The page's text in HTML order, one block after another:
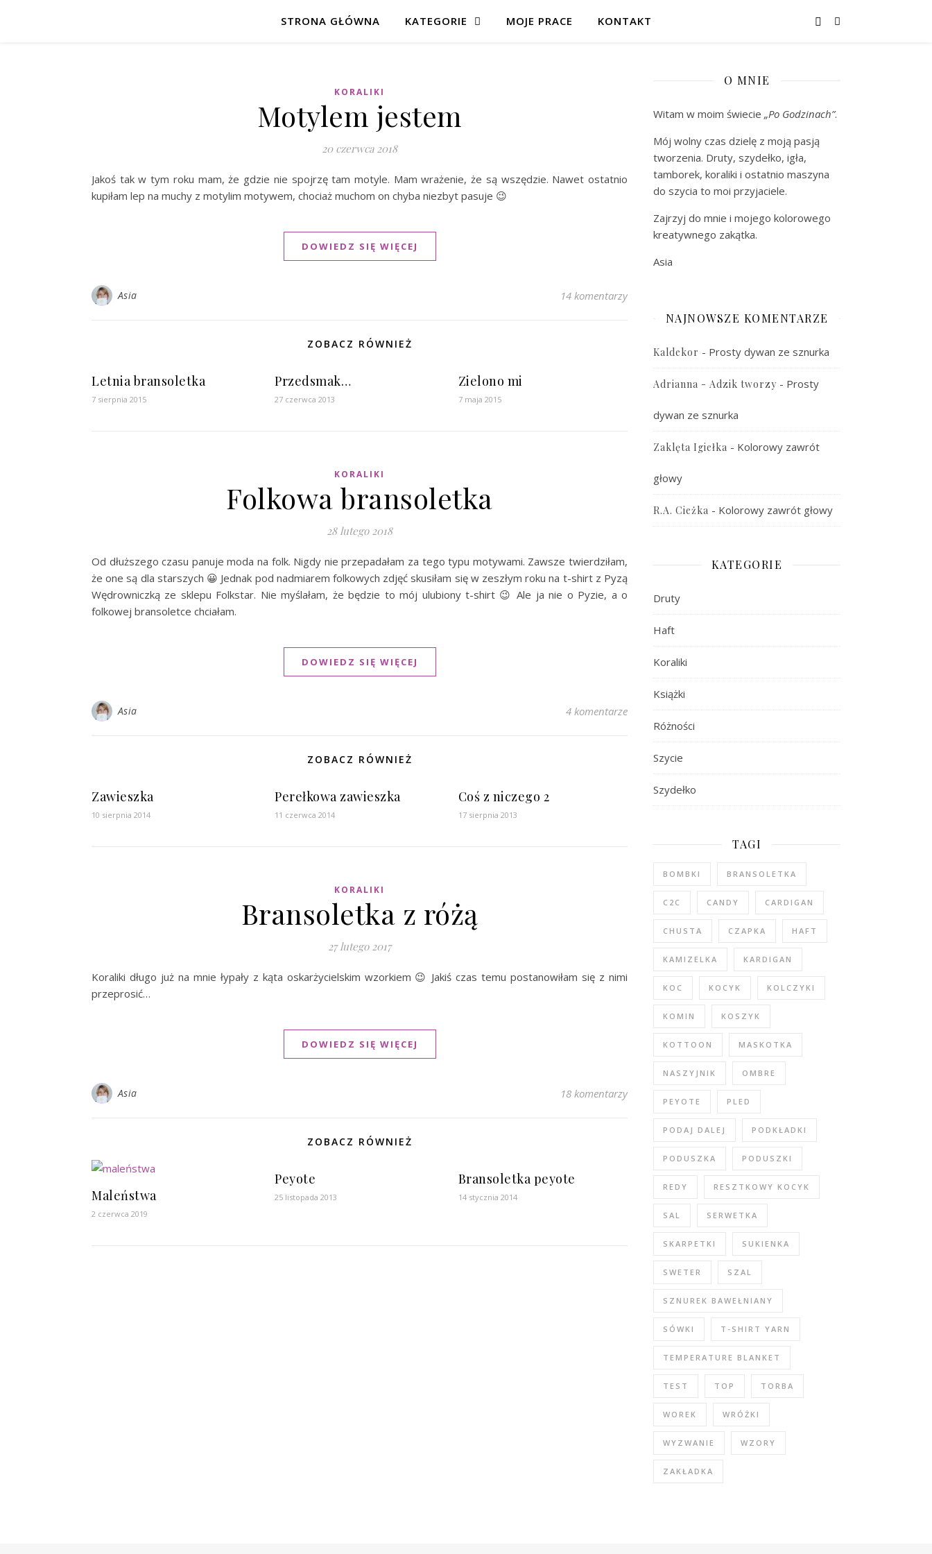
STRONA GŁÓWNA KATEGORIE MOJE PRACE KONTAKT
KORALIKI
Motylem jestem
20 czerwca 2018
Jakoś tak w tym roku mam, że gdzie nie spojrzę tam motyle. Mam wrażenie, że są wszędzie. Nawet ostatnio
kupiłam lep na muchy z motylim motywem, chociaż muchom on chyba niezbyt pasuje 😉
DOWIEDZ SIĘ WIĘCEJ
Asia 14 komentarzy
ZOBACZ RÓWNIEŻ
Letnia bransoletka
7 sierpnia 2015
Przedsmak…
27 czerwca 2013
Zielono mi
7 maja 2015
KORALIKI
Folkowa bransoletka
28 lutego 2018
Od dłuższego czasu panuje moda na folk. Nigdy nie przepadałam za tego typu motywami. Zawsze twierdziłam,
że one są dla starszych 😀 Jednak pod nadmiarem folkowych zdjęć skusiłam się w zeszłym roku na t-shirt z Pyzą
Wędrowniczką ze sklepu Folkstar. Nie myślałam, że będzie to mój ulubiony t-shirt 😉 Ale ja nie o Pyzie, a o
folkowej bransoletce chciałam.
DOWIEDZ SIĘ WIĘCEJ
Asia 4 komentarze
ZOBACZ RÓWNIEŻ
Zawieszka
10 sierpnia 2014
Perełkowa zawieszka
11 czerwca 2014
Coś z niczego 2
17 sierpnia 2013
KORALIKI
Bransoletka z różą
27 lutego 2017
Koraliki długo już na mnie łypały z kąta oskarżycielskim wzorkiem 😉 Jakiś czas temu postanowiłam się z nimi
przeprosić…
DOWIEDZ SIĘ WIĘCEJ
Asia 18 komentarzy
ZOBACZ RÓWNIEŻ
Maleństwa
2 czerwca 2019
Peyote
25 listopada 2013
Bransoletka peyote
14 stycznia 2014
O MNIE
Witam w moim świecie „Po Godzinach”.
Mój wolny czas dzielę z moją pasją
tworzenia. Druty, szydełko, igła,
tamborek, koraliki i ostatnio maszyna
do szycia to moi przyjaciele.
Zajrzyj do mnie i mojego kolorowego
kreatywnego zakątka.
Asia
NAJNOWSZE KOMENTARZE
Kaldekor - Prosty dywan ze sznurka
Adrianna - Adzik tworzy - Prosty
dywan ze sznurka
Zaklęta Igiełka - Kolorowy zawrót
głowy
R.A. Cieżka - Kolorowy zawrót głowy
KATEGORIE
Druty
Haft
Koraliki
Książki
Różności
Szycie
Szydełko
TAGI
BOMBKI BRANSOLETKA
C2C CANDY CARDIGAN
CHUSTA CZAPKA HAFT
KAMIZELKA KARDIGAN
KOC KOCYK KOLCZYKI
KOMIN KOSZYK
KOTTOON MASKOTKA
NASZYJNIK OMBRE
PEYOTE PLED
PODAJ DALEJ PODKŁADKI
PODUSZKA PODUSZKI
REDY RESZTKOWY KOCYK
SAL SERWETKA
SKARPETKI SUKIENKA
SWETER SZAL
SZNUREK BAWEŁNIANY
SÓWKI T-SHIRT YARN
TEMPERATURE BLANKET
TEST TOP TORBA
WOREK WRÓŻKI
WYZWANIE WZORY
ZAKŁADKA